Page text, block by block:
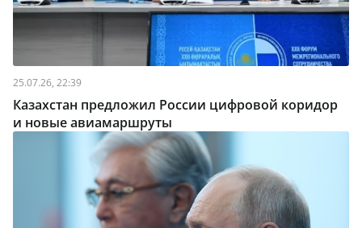
25.07.26, 22:39
Казахстан предложил России цифровой коридор
и новые авиамаршруты